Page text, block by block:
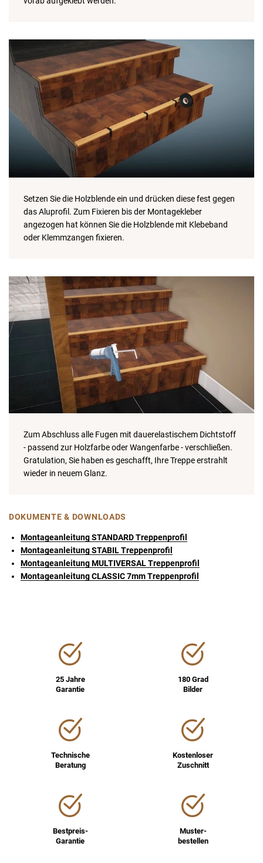
Setzen Sie die Holzblende ein und drücken diese fest gegen
das Aluprofil. Zum Fixieren bis der Montagekleber
angezogen hat können Sie die Holzblende mit Klebeband
oder Klemmzangen fixieren.
Zum Abschluss alle Fugen mit dauerelastischem Dichtstoff
- passend zur Holzfarbe oder Wangenfarbe - verschließen.
Gratulation, Sie haben es geschafft, Ihre Treppe erstrahlt
wieder in neuem Glanz.
DOKUMENTE & DOWNLOADS
Montageanleitung STANDARD Treppenprofil
Montageanleitung STABIL Treppenprofil
Montageanleitung MULTIVERSAL Treppenprofil
Montageanleitung CLASSIC 7mm Treppenprofil
25 Jahre
Garantie
180 Grad
Bilder
Technische
Beratung
Kostenloser
Zuschnitt
Bestpreis-
Garantie
Muster-
bestellen